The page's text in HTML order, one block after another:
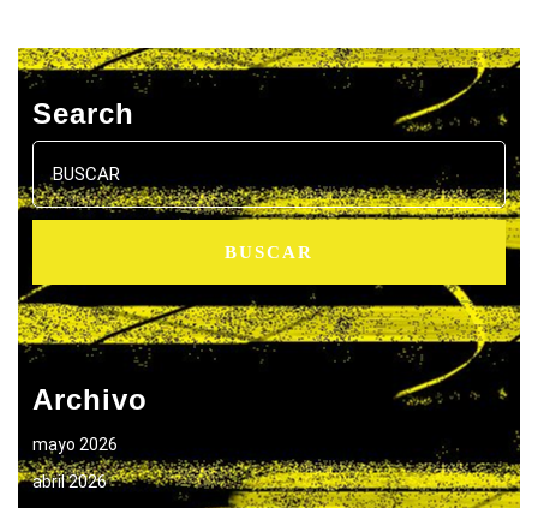
Search
Buscar:
Archivo
mayo 2026
abril 2026